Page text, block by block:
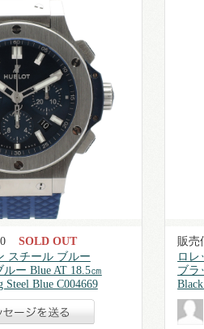
SOLD OUT
スチール ブルー
ー Blue AT 18.5㎝
Blue C004669
販売
ロレ
ブラ